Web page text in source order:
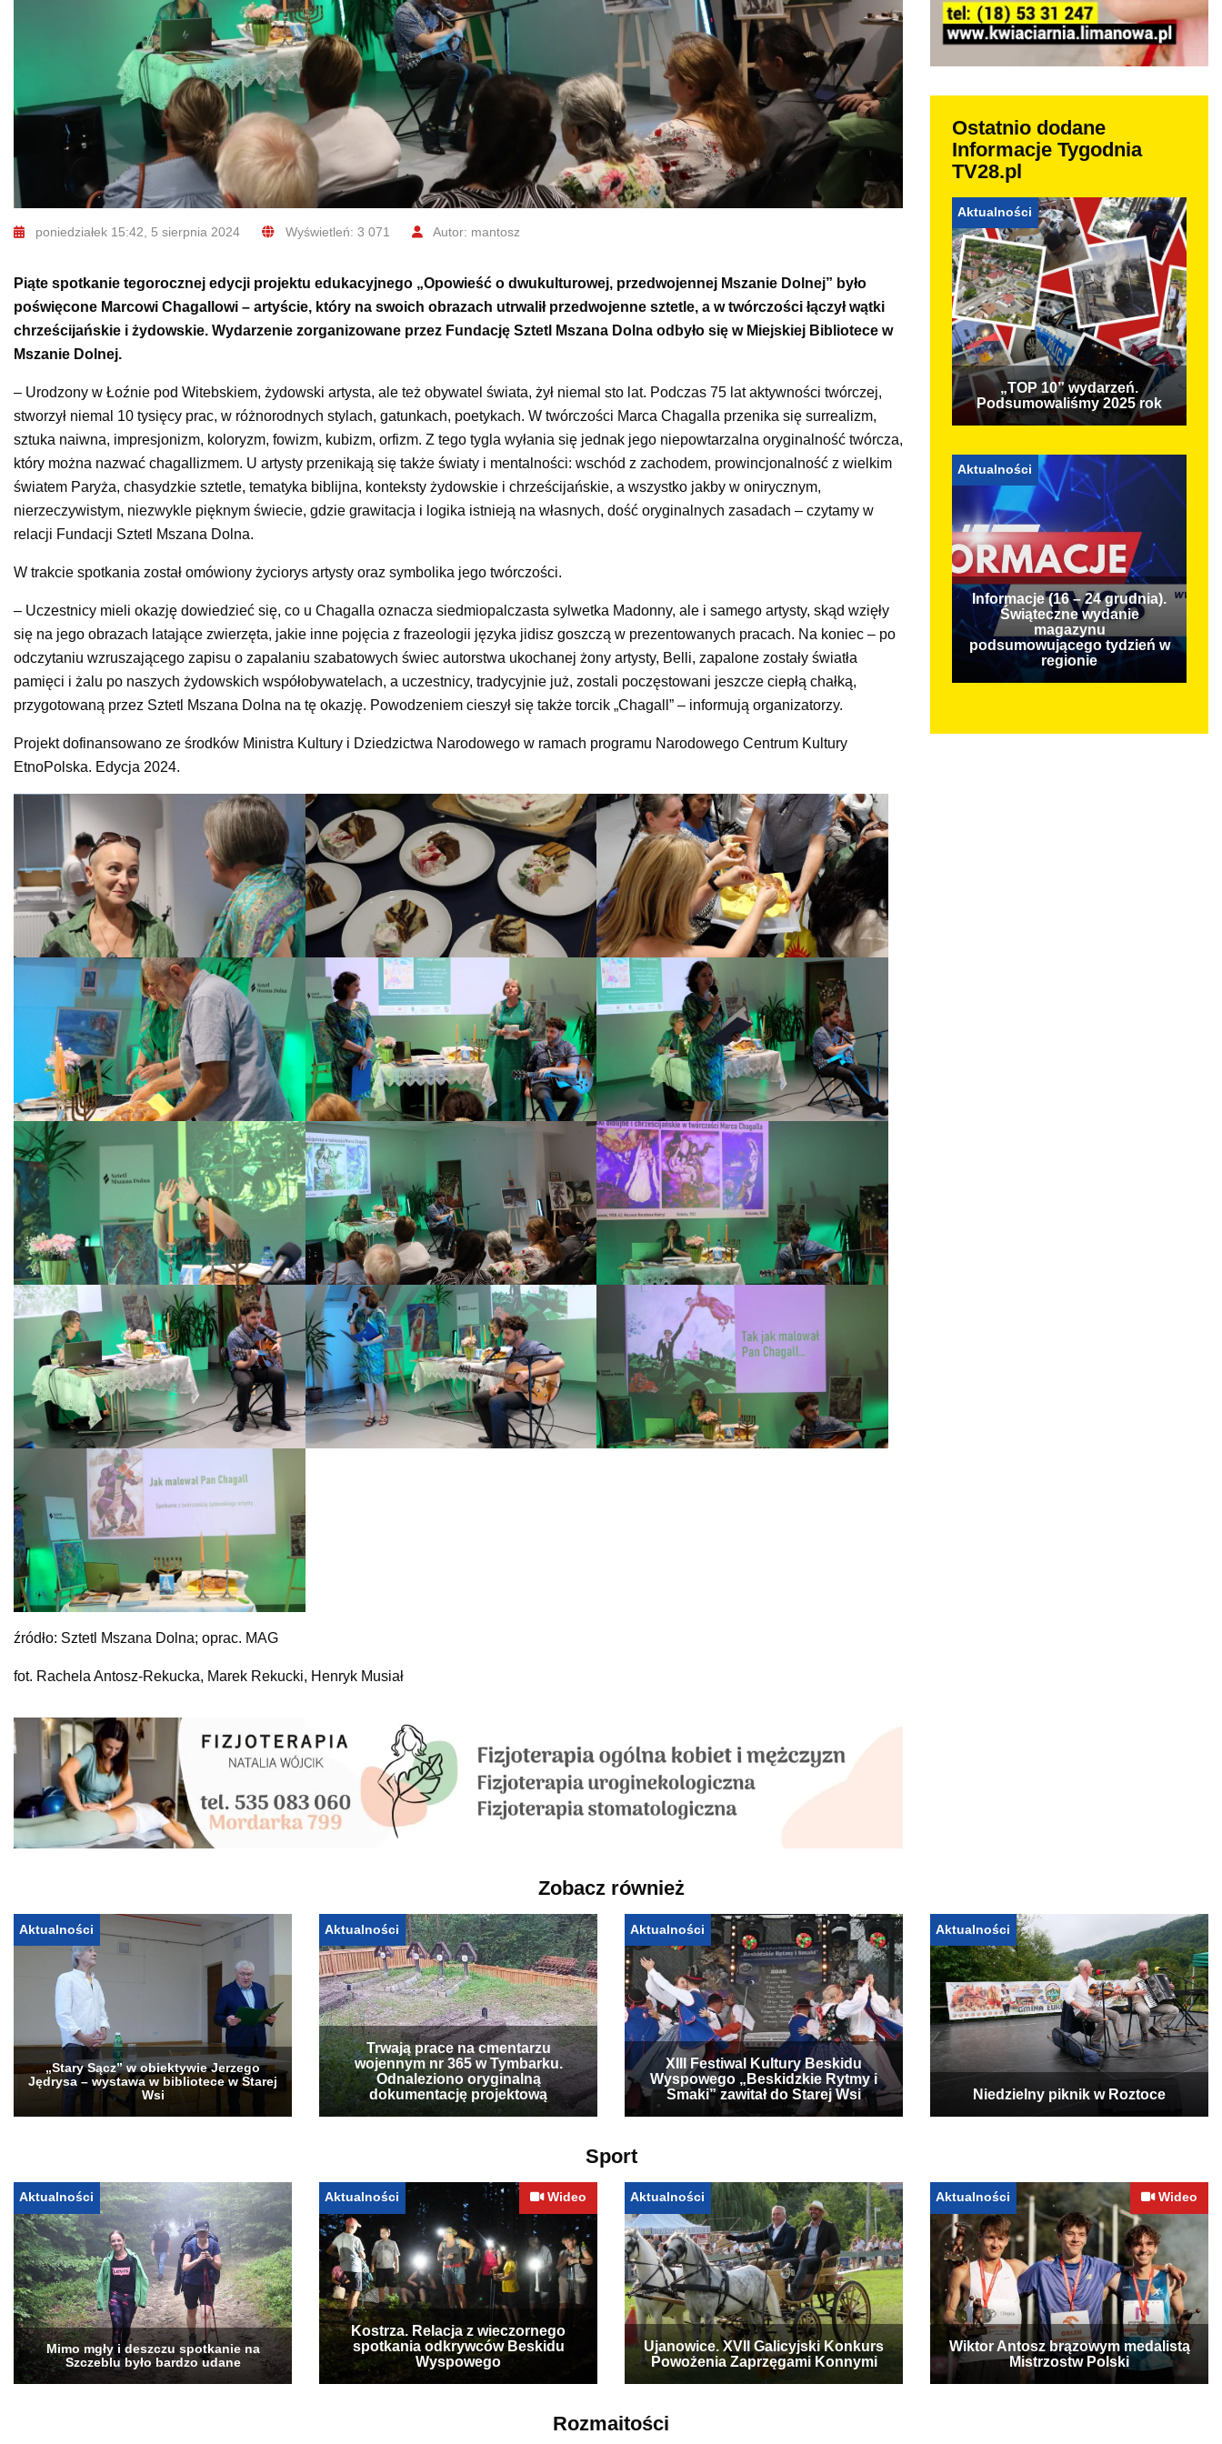
poniedziałek 15:42, 5 sierpnia 2024 Wyświetleń: 3 071 Autor: mantosz
Piąte spotkanie tegorocznej edycji projektu edukacyjnego „Opowieść o dwukulturowej, przedwojennej Mszanie Dolnej” było
poświęcone Marcowi Chagallowi – artyście, który na swoich obrazach utrwalił przedwojenne sztetle, a w twórczości łączył wątki
chrześcijańskie i żydowskie. Wydarzenie zorganizowane przez Fundację Sztetl Mszana Dolna odbyło się w Miejskiej Bibliotece w
Mszanie Dolnej.
– Urodzony w Łoźnie pod Witebskiem, żydowski artysta, ale też obywatel świata, żył niemal sto lat. Podczas 75 lat aktywności twórczej,
stworzył niemal 10 tysięcy prac, w różnorodnych stylach, gatunkach, poetykach. W twórczości Marca Chagalla przenika się surrealizm,
sztuka naiwna, impresjonizm, koloryzm, fowizm, kubizm, orfizm. Z tego tygla wyłania się jednak jego niepowtarzalna oryginalność twórcza,
który można nazwać chagallizmem. U artysty przenikają się także światy i mentalności: wschód z zachodem, prowincjonalność z wielkim
światem Paryża, chasydzkie sztetle, tematyka biblijna, konteksty żydowskie i chrześcijańskie, a wszystko jakby w onirycznym,
nierzeczywistym, niezwykle pięknym świecie, gdzie grawitacja i logika istnieją na własnych, dość oryginalnych zasadach – czytamy w
relacji Fundacji Sztetl Mszana Dolna.
W trakcie spotkania został omówiony życiorys artysty oraz symbolika jego twórczości.
– Uczestnicy mieli okazję dowiedzieć się, co u Chagalla oznacza siedmiopalczasta sylwetka Madonny, ale i samego artysty, skąd wzięły
się na jego obrazach latające zwierzęta, jakie inne pojęcia z frazeologii języka jidisz goszczą w prezentowanych pracach. Na koniec – po
odczytaniu wzruszającego zapisu o zapalaniu szabatowych świec autorstwa ukochanej żony artysty, Belli, zapalone zostały światła
pamięci i żalu po naszych żydowskich współobywatelach, a uczestnicy, tradycyjnie już, zostali poczęstowani jeszcze ciepłą chałką,
przygotowaną przez Sztetl Mszana Dolna na tę okazję. Powodzeniem cieszył się także torcik „Chagall” – informują organizatorzy.
Projekt dofinansowano ze środków Ministra Kultury i Dziedzictwa Narodowego w ramach programu Narodowego Centrum Kultury
EtnoPolska. Edycja 2024.
źródło: Sztetl Mszana Dolna; oprac. MAG
fot. Rachela Antosz-Rekucka, Marek Rekucki, Henryk Musiał
Ostatnio dodane
Informacje Tygodnia
TV28.pl
Aktualności
„TOP 10” wydarzeń.
Podsumowaliśmy 2025 rok
Aktualności
Informacje (16 – 24 grudnia).
Świąteczne wydanie
magazynu
podsumowującego tydzień w
regionie
Zobacz również
Aktualności
„Stary Sącz” w obiektywie Jerzego
Jędrysa – wystawa w bibliotece w Starej
Wsi
Aktualności
Trwają prace na cmentarzu
wojennym nr 365 w Tymbarku.
Odnaleziono oryginalną
dokumentację projektową
Aktualności
XIII Festiwal Kultury Beskidu
Wyspowego „Beskidzkie Rytmy i
Smaki” zawitał do Starej Wsi
Aktualności
Niedzielny piknik w Roztoce
Sport
Aktualności
Mimo mgły i deszczu spotkanie na
Szczeblu było bardzo udane
Aktualności Wideo
Kostrza. Relacja z wieczornego
spotkania odkrywców Beskidu
Wyspowego
Aktualności
Ujanowice. XVII Galicyjski Konkurs
Powożenia Zaprzęgami Konnymi
Aktualności Wideo
Wiktor Antosz brązowym medalistą
Mistrzostw Polski
Rozmaitości